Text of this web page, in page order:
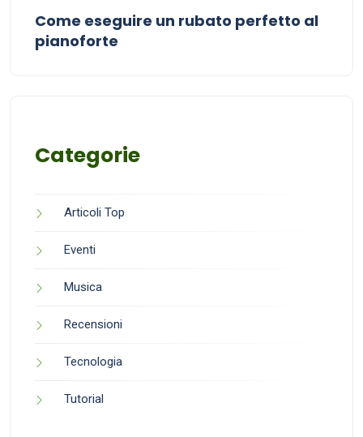
Come eseguire un rubato perfetto al
pianoforte
Categorie
Articoli Top
Eventi
Musica
Recensioni
Tecnologia
Tutorial